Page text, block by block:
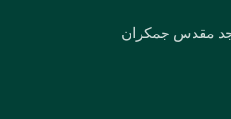
مقدس جمکران